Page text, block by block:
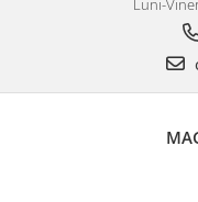
Luni-